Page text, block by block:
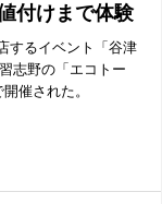
付けまで体験
するイベント「谷津
志野の「エコトー
催された。